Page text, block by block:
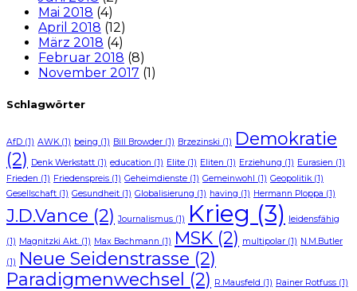
Mai 2018 (4)
April 2018 (12)
März 2018 (4)
Februar 2018 (8)
November 2017 (1)
Schlagwörter
AfD (1) AWK(1) being (1) Bill Browder (1) Brzezinski (1) Demokratie
(2)
Denk Werkstatt (1) education (1) Elite (1) Eliten (1) Erziehung (1) Eurasien (1)
Frieden (1) Friedenspreis (1) Geheimdienste (1) Gemeinwohl (1) Geopolitik(1)
Gesellschaft (1) Gesundheit (1) Globalisierung (1) having (1) Hermann Ploppa (1)
J.D.Vance (2) Journalismus (1) Krieg (3) leidensfähig
(1) Magnitzki Akt. (1) Max Bachmann (1) MSK (2) multipolar (1) N.M.Butler
(1) Neue Seidenstrasse (2)
Paradigmenwechsel (2) R.Mausfeld (1) Rainer Rotfuss (1)